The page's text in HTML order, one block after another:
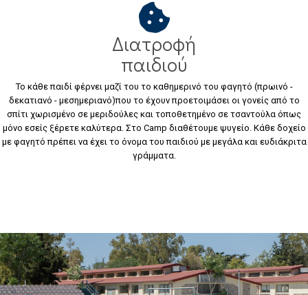
Διατροφή
παιδιού
Το κάθε παιδί φέρνει μαζί του το καθημερινό του φαγητό (πρωινό -
δεκατιανό - μεσημεριανό)που το έχουν προετοιμάσει οι γονείς από το
σπίτι χωρισμένο σε μεριδούλες και τοποθετημένο σε τσαντούλα όπως
μόνο εσείς ξέρετε καλύτερα. Στο Camp διαθέτουμε ψυγείο. Κάθε δοχείο
με φαγητό πρέπει να έχει το όνομα του παιδιού με μεγάλα και ευδιάκριτα
γράμματα.